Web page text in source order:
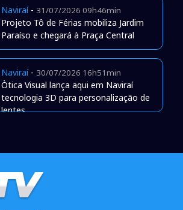
Naviraí- 31/07/2026 09h46min
Projeto Tô de Férias mobiliza Jardim
Paraíso e chegará à Praça Central
Naviraí- 30/07/2026 16h51min
Òtica Visual lança aqui em Naviraí
tecnologia 3D para personalização de
lentes